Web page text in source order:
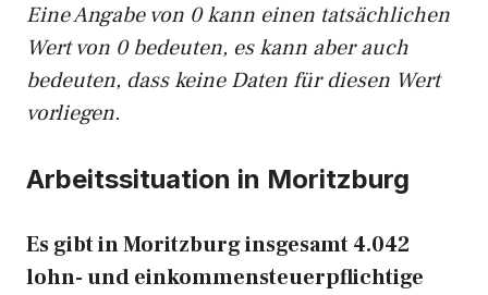
Eine Angabe von 0 kann einen tatsächlichen
Wert von 0 bedeuten, es kann aber auch
bedeuten, dass keine Daten für diesen Wert
vorliegen.
Arbeitssituation in Moritzburg
Es gibt in Moritzburg insgesamt 4.042
lohn- und einkommensteuerpflichtige